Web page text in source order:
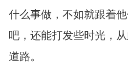
什么事做，不如就跟着
吧，还能打发些时光，
道路。